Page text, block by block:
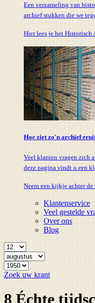
Een verzameling van
archief stukken die we
Hier lees je het Historisch
Hoe ziet zo'n archief
Veel klanten vragen zich
deze pagina vindt u een
Neem een kijkje achter de
Klantenservice
Veel gestelde
Over ons
Blog
Zoek uw krant
8 Échte